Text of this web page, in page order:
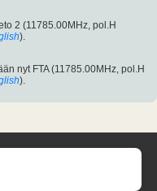
2 (11785.00MHz, pol.H
).
nyt FTA (11785.00MHz, pol.H
).